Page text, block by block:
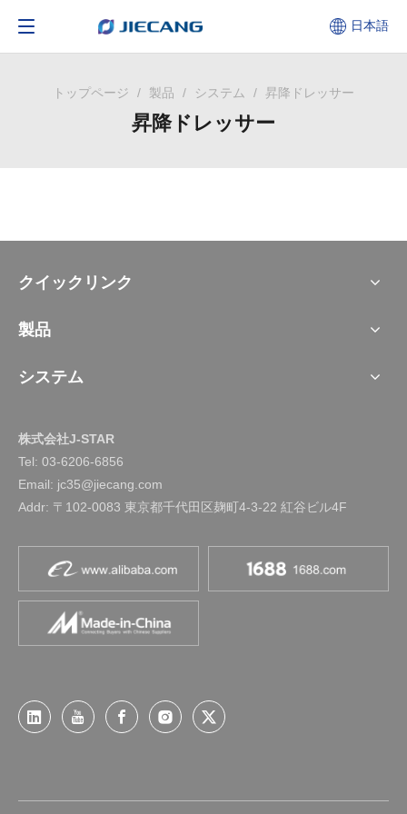
日本語
トップページ / 製品 / システム / 昇降ドレッサー
昇降ドレッサー
クイックリンク
製品
システム
株式会社J-STAR
Tel: 03-6206-6856
Email: jc35@jiecang.com
Addr: 〒102-0083 東京都千代田区麹町4-3-22 紅谷ビル4F